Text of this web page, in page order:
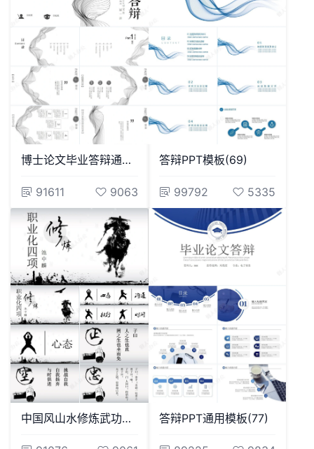
博士论文毕业答辩通用PPT模板
91611 9063
答辩PPT模板(69)
99792 5335
中国风山水修炼武功通用PPT模板 答辩PPT通用模板(77)